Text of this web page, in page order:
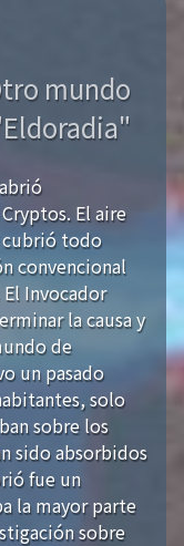
mundo
El aire
cubrió todo
convencional
Invocador
la causa y
de
un pasado
solo
sobre los
sido absorbidos
fue un
la mayor parte
sobre